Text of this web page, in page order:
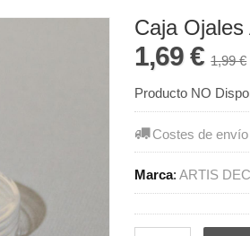
Caja
1,69 €1,99 €
Producto NO
Costes de envío
Marca:ARTIS